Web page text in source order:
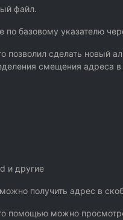
файл.
базовому указателю
сделать новый
смещения адреса
и другие
получить адрес в
помощью можно